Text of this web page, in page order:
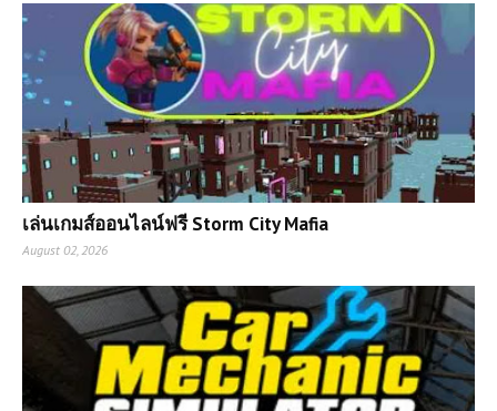
เล่นเกมส์ออนไลน์ฟรี Storm City Mafia
August 02, 2026